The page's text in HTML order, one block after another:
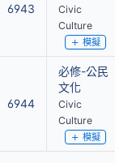
6943
Civic
Culture
模擬
6944
必修-公民
文化
Civic
Culture
模擬